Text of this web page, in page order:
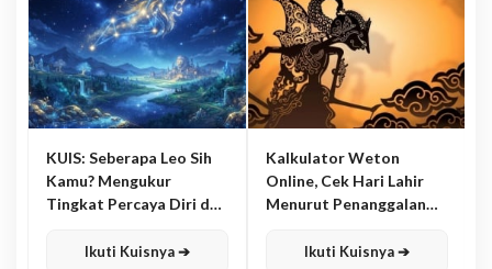
KUIS: Seberapa Leo Sih
Kamu? Mengukur
Tingkat Percaya Diri dan
Ikuti Kuisnya ➔
Kalkulator Weton
Online, Cek Hari Lahir
Menurut Penanggalan
Ikuti Kuisnya ➔